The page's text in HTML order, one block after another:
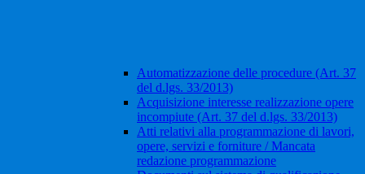
Automatizzazione delle procedure (Art. 37
del d.lgs. 33/2013)
Acquisizione interesse realizzazione opere
incompiute (Art. 37 del d.lgs. 33/2013)
Atti relativi alla programmazione di lavori,
opere, servizi e forniture / Mancata
redazione programmazione